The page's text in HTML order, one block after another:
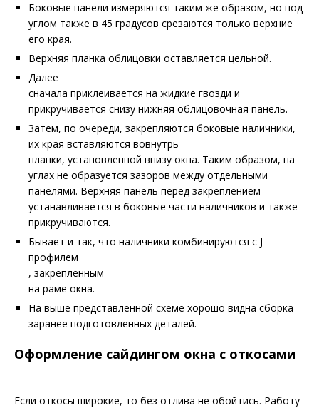
Боковые панели измеряются таким же образом, но под
углом также в 45 градусов срезаются только верхние
его края.
Верхняя планка облицовки оставляется цельной.
Далее
сначала приклеивается на жидкие гвозди и
прикручивается снизу нижняя облицовочная панель.
Затем, по очереди, закрепляются боковые наличники,
их края вставляются вовнутрь
планки, установленной внизу окна. Таким образом, на
углах не образуется зазоров между отдельными
панелями. Верхняя панель перед закреплением
устанавливается в боковые части наличников и также
прикручиваются.
Бывает и так, что наличники комбинируются с J-
профилем
, закрепленным
на раме окна.
На выше представленной схеме хорошо видна сборка
заранее подготовленных деталей.
Оформление сайдингом окна с откосами
Если откосы широкие, то без отлива не обойтись. Работу